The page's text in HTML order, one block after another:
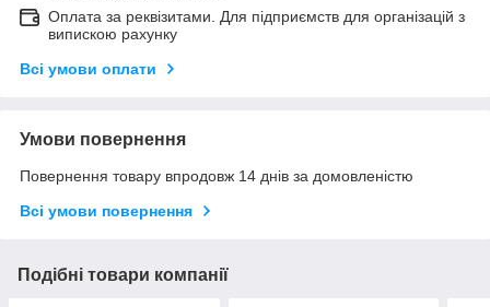
Оплата за реквізитами. Для підприємств для організацій з
випискою рахунку
Всі умови оплати
Умови повернення
Повернення товару впродовж 14 днів за домовленістю
Всі умови повернення
Подібні товари компанії